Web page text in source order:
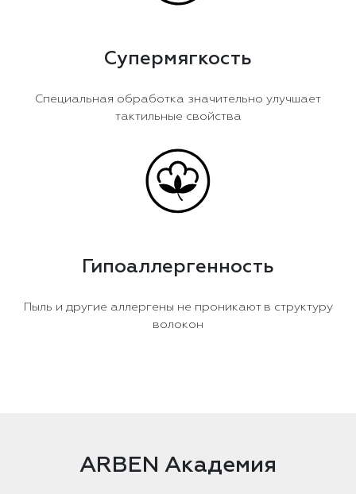
Супермягкость
Специальная обработка значительно улучшает
тактильные свойства
Гипоаллергенность
Пыль и другие аллергены не проникают в структуру
волокон
ARBEN Академия